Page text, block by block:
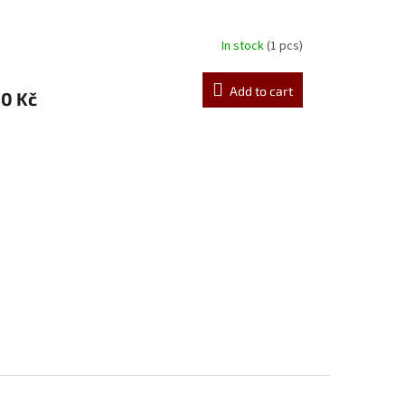
In stock(1 pcs)
Kč Add to cart